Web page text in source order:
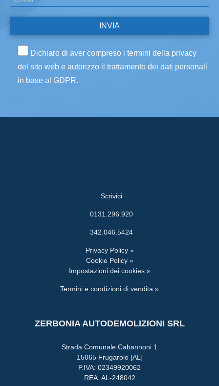
Dichiaro di aver compreso i termini della privacy
del sito web e autorizzo il trattamento dei dati personali
in base al GDPR.
Scrivici
0131.296.920
342.046.5424
Privacy Policy »
Cookie Policy »
Impostazioni dei cookies »
Termini e condizioni di vendita »
ZERBONIA AUTODEMOLIZIONI SRL
Strada Comunale Cabannoni 1
15065 Frugarolo [AL]
P.IVA: 02349920062
REA: AL-248042